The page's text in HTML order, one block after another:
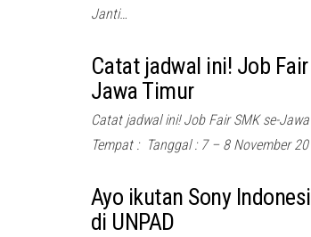
Janti…
Catat jadwal ini! Job Fair
Jawa Timur
Catat jadwal ini! Job Fair SMK se-
Tempat : Tanggal : 7 – 8 November
Ayo ikutan Sony
di UNPAD